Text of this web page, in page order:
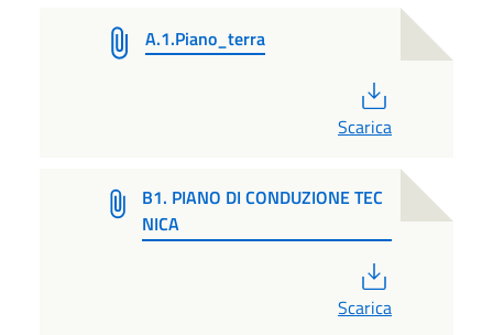
A.1.Piano_terra
Scarica
B1. PIANO DI CONDUZIONE TEC
NICA
Scarica